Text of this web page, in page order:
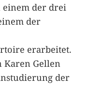
einem der drei
der
erarbeitet.
Gellen
der